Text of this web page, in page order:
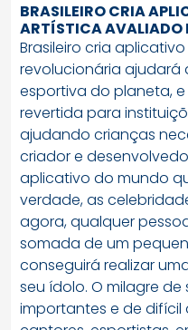
BRASILEIRO CRIA
ARTÍSTICA AVALIADO
Brasileiro cria aplicativo
revolucionária ajudará
esportiva do planeta,
revertida para
ajudando crianças
criador e
aplicativo do mundo
verdade, as
agora, qualquer
somada de um
conseguirá realizar
seu ídolo. O milagre
importantes e de difícil